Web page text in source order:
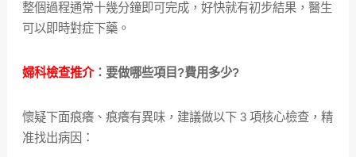
整個過程通常十幾分鐘即可完成，好快就有初步結果，醫生
可以即時對症下藥。
婦科檢查推介：要做哪些項目?費用多少?​
懷疑下面痕癢、痕癢有異味，建議做以下 3 項核心檢查，精
准找出病因：​